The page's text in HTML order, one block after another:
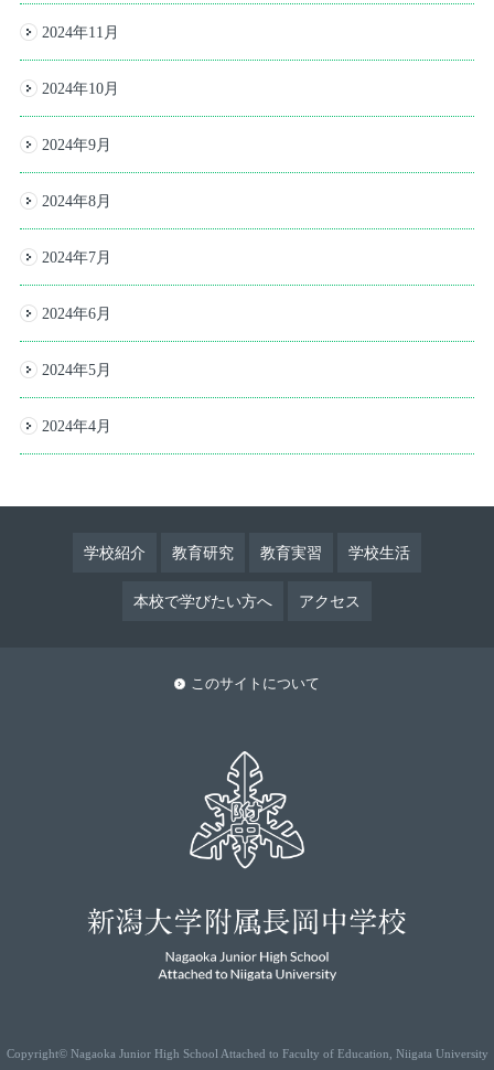
2024年11月
2024年10月
2024年9月
2024年8月
2024年7月
2024年6月
2024年5月
2024年4月
学校紹介 教育研究 教育実習 学校生活
本校で学びたい方へ アクセス
このサイトについて
Copyright© Nagaoka Junior High School Attached to Faculty of Education, Niigata University